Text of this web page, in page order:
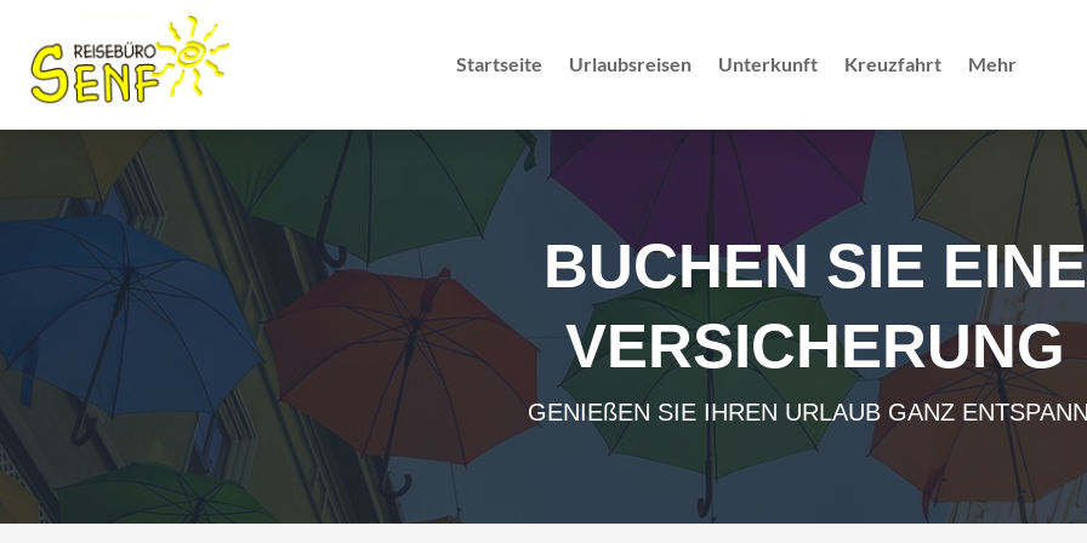
Startseite Urlaubsreisen Unterkunft Kreuzfahrt Mehr
BUCHEN SIE EINE
VERSICHERUNG
GENIEßEN SIE IHREN URLAUB GANZ